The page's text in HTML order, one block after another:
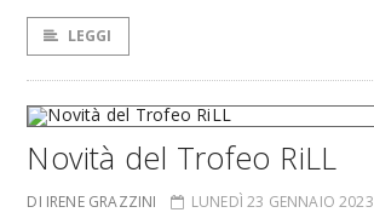
LEGGI
Novità del Trofeo RiLL
DI IRENE GRAZZINI LUNEDÌ 23 GENNAIO 2023